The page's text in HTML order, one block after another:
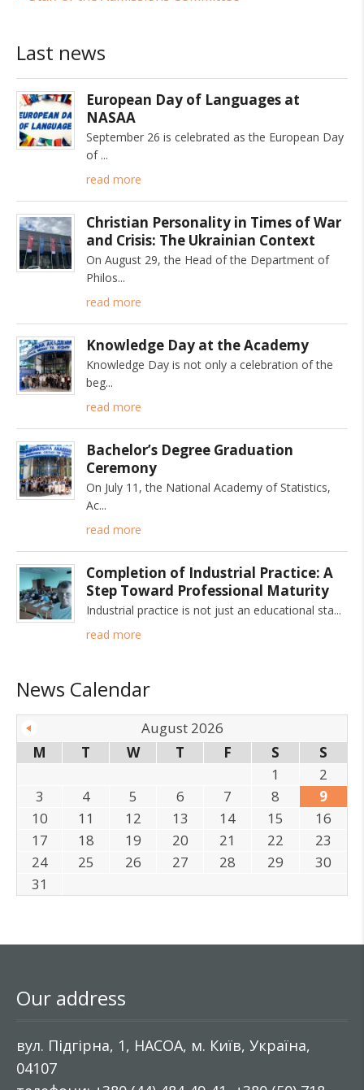
Last news
European Day of Languages at
NASAA
September 26 is celebrated as the European Day
of
read more
Christian Personality in Times of War
and Crisis: The Ukrainian Context
On August 29, the Head of the Department of
Philos
read more
Knowledge Day at the Academy
Knowledge Day is not only a celebration of the
beg
read more
Bachelor’s Degree Graduation
Ceremony
On July 11, the National Academy of Statistics,
Ac
read more
Completion of Industrial Practice: A
Step Toward Professional Maturity
Industrial practice is not just an educational sta
read more
News Calendar
August 2026
M
T W T F S
S
1
2
3
4 5 6 7 8
9
10
11 12 13 14 15
16
17
18 19 20 21 22
23
24
25 26 27 28 29
30
31
Our address
вул. Підгірна, 1, НАСОА, м. Київ, Україна,
04107